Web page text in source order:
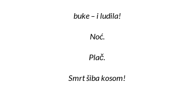
buke – i ludila!
Noć.
Plač.
Smrt šiba kosom!